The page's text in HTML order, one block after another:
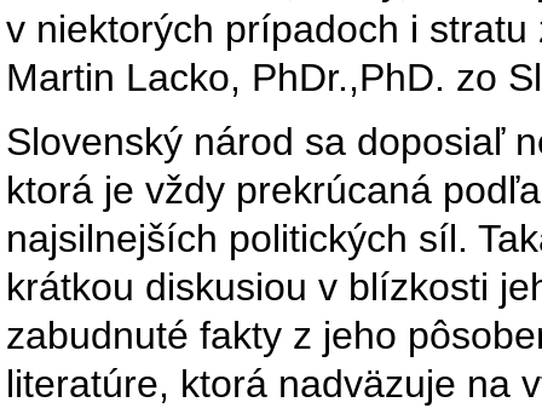
v niektorých prípadoch i
Martin Lacko, PhDr.,PhD. zo
Slovenský národ sa doposiaľ
ktorá je vždy prekrúcaná
najsilnejších politických síl.
krátkou diskusiou v blízkosti
zabudnuté fakty z jeho
literatúre, ktorá nadväzuje na